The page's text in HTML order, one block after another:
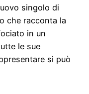
singolo di
che racconta la
in un
le sue
si può